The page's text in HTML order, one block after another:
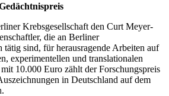
Krebsgesellschaft den Curt Meyer-
die an Berliner
tätig sind, für herausragende Arbeiten auf
experimentellen und translationalen
10.000 Euro zählt der Forschungspreis
in Deutschland auf dem